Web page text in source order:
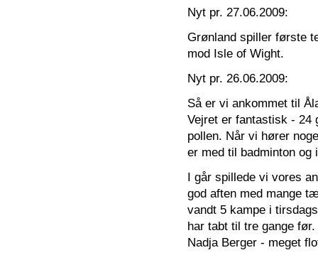
Nyt pr. 27.06.2009:
Grønland spiller første
mod Isle of Wight.
Nyt pr. 26.06.2009:
Så er vi ankommet til
Vejret er fantastisk - 24
pollen. Når vi hører
er med til badminton og
I går spillede vi vores
god aften med mange
vandt 5 kampe i
har tabt til tre gange
Nadja Berger - meget